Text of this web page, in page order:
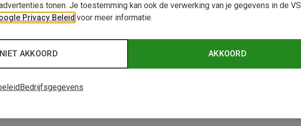
tonen. Je toestemming kan ook de verwerking van je gegevens in de VS
Privacy Beleid voor meer informatie.
AKKOORD
NIET AKKOORD
Bedrijfsgegevens